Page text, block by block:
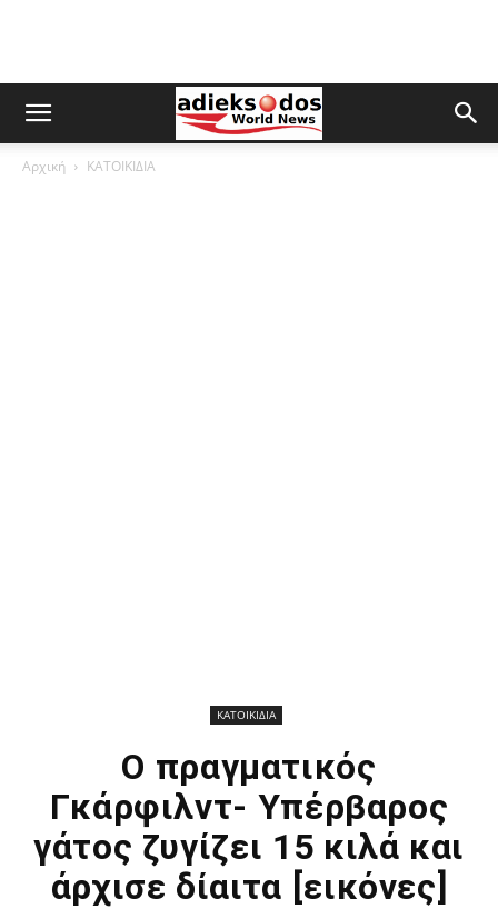
Αρχική ΚΑΤΟΙΚΙΔΙΑ
ΚΑΤΟΙΚΙΔΙΑ
Ο πραγματικός
Γκάρφιλντ- Υπέρβαρος
γάτος ζυγίζει 15 κιλά και
άρχισε δίαιτα [εικόνες]